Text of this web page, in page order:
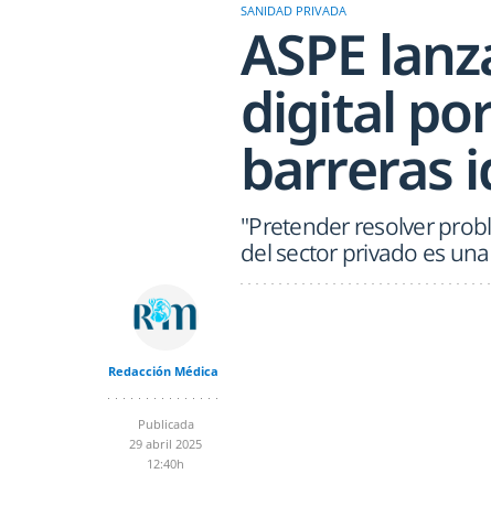
SANIDAD PRIVADA
ASPE
digital
barreras
"Pretender resolver
del sector privado es
Redacción Médica
Publicada
29 abril 2025
12:40h